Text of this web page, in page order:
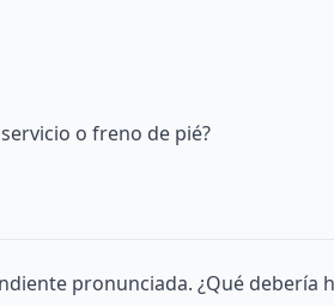
o freno de pié?
pronunciada. ¿Qué debería